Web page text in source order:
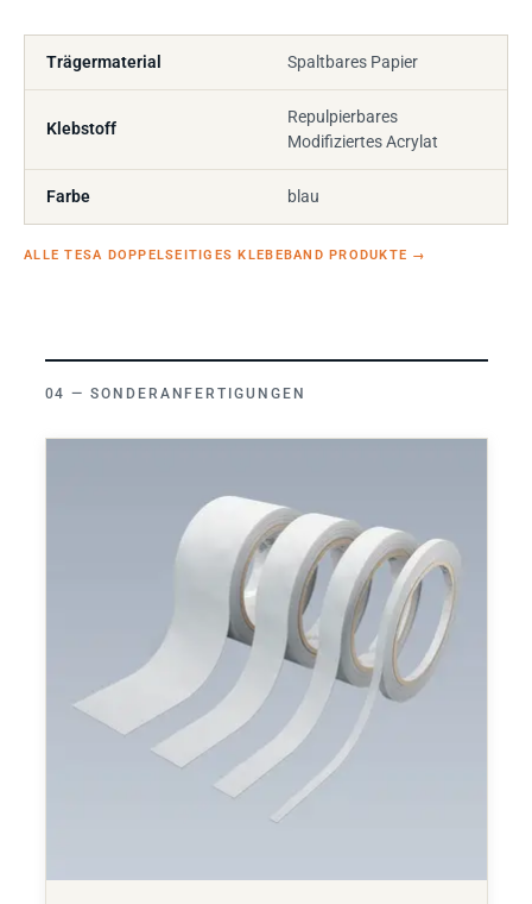
Trägermaterial Spaltbares Papier
Klebstoff
Repulpierbares
Modifiziertes Acrylat
Farbe blau
ALLE TESA DOPPELSEITIGES KLEBEBAND PRODUKTE →
SONDERANFERTIGUNGEN